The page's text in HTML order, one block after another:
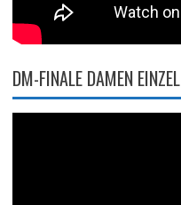
DM-FINALE DAMEN EINZEL